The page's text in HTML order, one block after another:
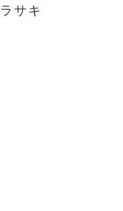
サキ